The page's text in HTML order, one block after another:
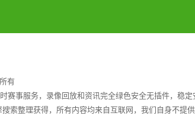
有
事服务，录像回放和资讯完全绿色安全无插件，稳定
索整理获得，所有内容均来自互联网，我们自身不提